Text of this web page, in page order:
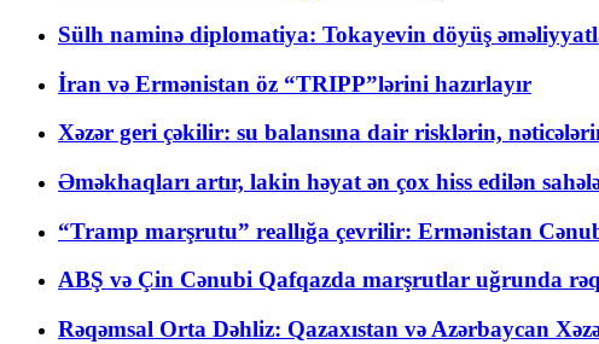
Sülh naminə diplomatiya: Tokayevin döyüş
İran və Ermənistan öz “TRIPP”lərini hazırlayır
Xəzər geri çəkilir: su balansına dair risklərin,
Əməkhaqları artır, lakin həyat ən çox hiss edilən
“Tramp marşrutu” reallığa çevrilir: Ermənistan
ABŞ və Çin Cənubi Qafqazda marşrutlar uğrunda
Rəqəmsal Orta Dəhliz: Qazaxıstan və Azərbaycan